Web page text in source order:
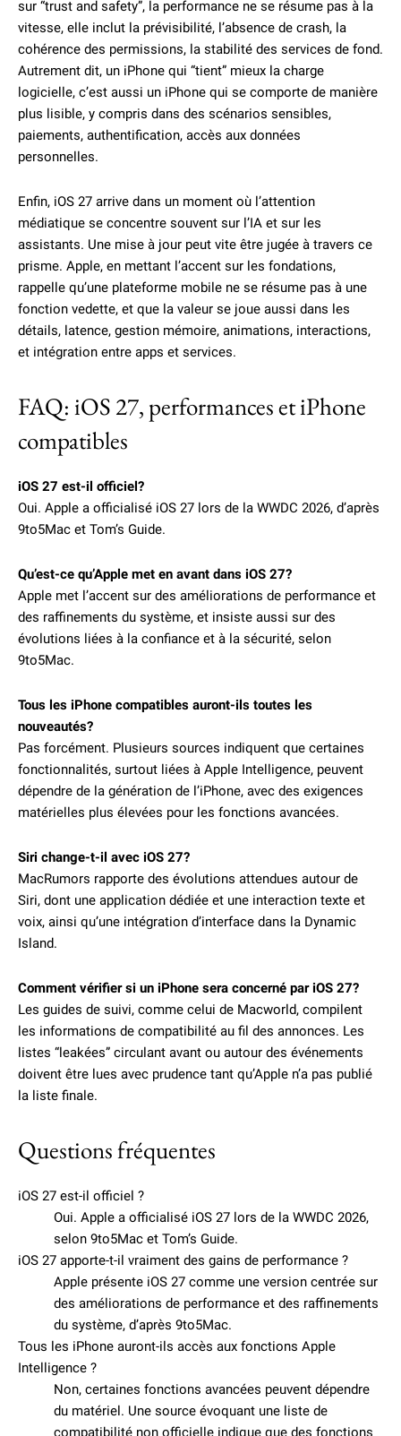
sur “trust and safety”, la performance ne se résume pas à la
vitesse, elle inclut la prévisibilité, l’absence de crash, la
cohérence des permissions, la stabilité des services de fond.
Autrement dit, un iPhone qui “tient” mieux la charge
logicielle, c’est aussi un iPhone qui se comporte de manière
plus lisible, y compris dans des scénarios sensibles,
paiements, authentification, accès aux données
personnelles.
Enfin, iOS 27 arrive dans un moment où l’attention
médiatique se concentre souvent sur l’IA et sur les
assistants. Une mise à jour peut vite être jugée à travers ce
prisme. Apple, en mettant l’accent sur les fondations,
rappelle qu’une plateforme mobile ne se résume pas à une
fonction vedette, et que la valeur se joue aussi dans les
détails, latence, gestion mémoire, animations, interactions,
et intégration entre apps et services.
FAQ: iOS 27, performances et iPhone
compatibles
iOS 27 est-il officiel?
Oui. Apple a officialisé iOS 27 lors de la WWDC 2026, d’après
9to5Mac et Tom’s Guide.
Qu’est-ce qu’Apple met en avant dans iOS 27?
Apple met l’accent sur des améliorations de performance et
des raffinements du système, et insiste aussi sur des
évolutions liées à la confiance et à la sécurité, selon
9to5Mac.
Tous les iPhone compatibles auront-ils toutes les
nouveautés?
Pas forcément. Plusieurs sources indiquent que certaines
fonctionnalités, surtout liées à Apple Intelligence, peuvent
dépendre de la génération de l’iPhone, avec des exigences
matérielles plus élevées pour les fonctions avancées.
Siri change-t-il avec iOS 27?
MacRumors rapporte des évolutions attendues autour de
Siri, dont une application dédiée et une interaction texte et
voix, ainsi qu’une intégration d’interface dans la Dynamic
Island.
Comment vérifier si un iPhone sera concerné par iOS 27?
Les guides de suivi, comme celui de Macworld, compilent
les informations de compatibilité au fil des annonces. Les
listes “leakées” circulant avant ou autour des événements
doivent être lues avec prudence tant qu’Apple n’a pas publié
la liste finale.
Questions fréquentes
iOS 27 est-il officiel ?
Oui. Apple a officialisé iOS 27 lors de la WWDC 2026,
selon 9to5Mac et Tom’s Guide.
iOS 27 apporte-t-il vraiment des gains de performance ?
Apple présente iOS 27 comme une version centrée sur
des améliorations de performance et des raffinements
du système, d’après 9to5Mac.
Tous les iPhone auront-ils accès aux fonctions Apple
Intelligence ?
Non, certaines fonctions avancées peuvent dépendre
du matériel. Une source évoquant une liste de
compatibilité non officielle indique que des fonctions